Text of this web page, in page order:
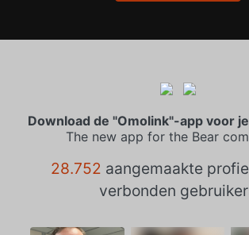
Download de "Omolink"-app voor
The new app for the Bear
28.752 aangemaakte
verbonden